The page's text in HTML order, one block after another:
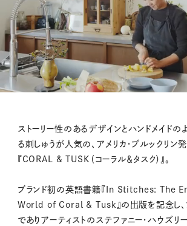
ストーリー性のあるデザインとハンドメイドの
る刺しゅうが人気の、アメリカ・ブルックリン
『CORAL & TUSK（コーラル＆タスク）』。
ブランド初の英語書籍『In Stitches: The
World of Coral & Tusk』の出版を記念し、
でありアーティストのステファニー・ハウズリ